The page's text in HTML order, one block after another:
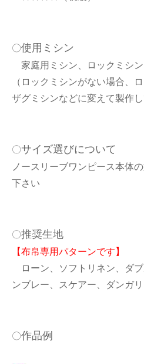
〇使用ミシン
家庭用ミシン、ロックミシン
（ロックミシンがない場合、
ザグミシンなどに変えて製作し
〇サイズ選びについて
ノースリーブワンピース本体
下さい
〇推奨生地
【布帛専用パターンです】
ローン、ソフトリネン、ダ
ンブレー、スケアー、ダンガ
〇作品例